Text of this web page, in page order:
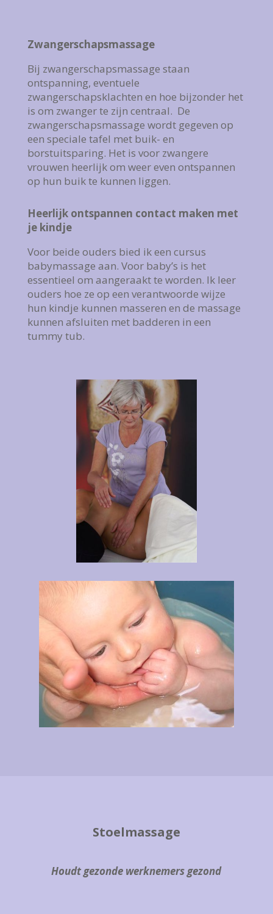
Zwangerschapsmassage
Bij zwangerschapsmassage staan
ontspanning, eventuele
zwangerschapsklachten en hoe bijzonder het
is om zwanger te zijn centraal. De
zwangerschapsmassage wordt gegeven op
een speciale tafel met buik- en
borstuitsparing. Het is voor zwangere
vrouwen heerlijk om weer even ontspannen
op hun buik te kunnen liggen.
Heerlijk ontspannen contact maken met
je kindje
Voor beide ouders bied ik een cursus
babymassage aan. Voor baby’s is het
essentieel om aangeraakt te worden. Ik leer
ouders hoe ze op een verantwoorde wijze
hun kindje kunnen masseren en de massage
kunnen afsluiten met badderen in een
tummy tub.
Stoelmassage
Houdt gezonde werknemers gezond